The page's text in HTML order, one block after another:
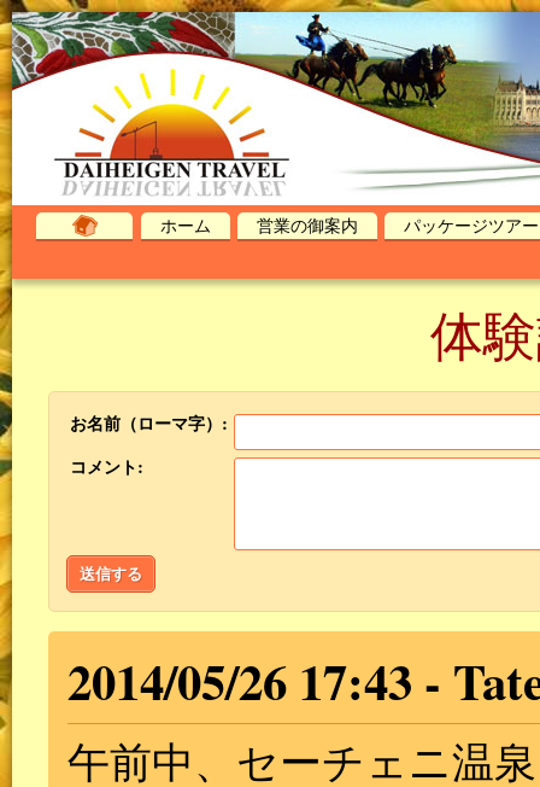
ホーム 営業の御案内 パッケージツアー
体
お名前（ローマ字）:
コメント:
送信する
2014/05/26 17:43
午前中、セーチェニ温